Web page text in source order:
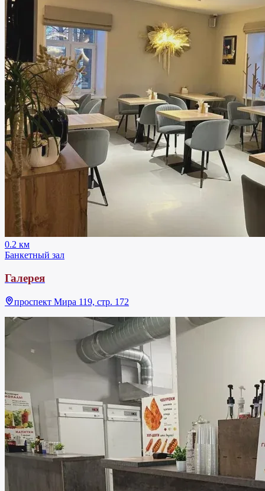
0.2 км
Банкетный зал
Галерея
проспект Мира 119, стр. 172